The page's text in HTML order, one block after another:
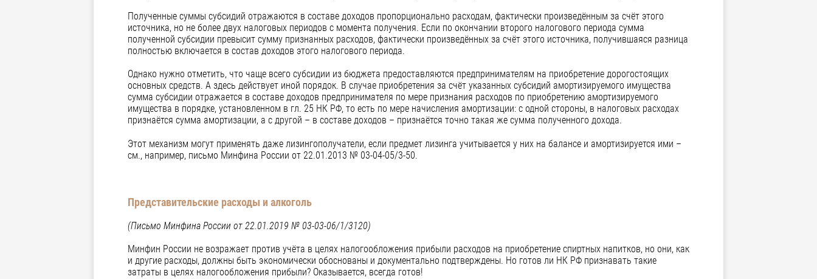
Полученные суммы субсидий отражаются в составе доходов пропорционально расходам, фактически произведённым за счёт этого
источника, но не более двух налоговых периодов с момента получения. Если по окончании второго налогового периода сумма
полученной субсидии превысит сумму признанных расходов, фактически произведённых за счёт этого источника, получившаяся разница
полностью включается в состав доходов этого налогового периода.
Однако нужно отметить, что чаще всего субсидии из бюджета предоставляются предпринимателям на приобретение дорогостоящих
основных средств. А здесь действует иной порядок. В случае приобретения за счёт указанных субсидий амортизируемого имущества
сумма субсидии отражается в составе доходов предпринимателя по мере признания расходов по приобретению амортизируемого
имущества в порядке, установленном в гл. 25 НК РФ, то есть по мере начисления амортизации: с одной стороны, в налоговых расходах
признаётся сумма амортизации, а с другой – в составе доходов – признаётся точно такая же сумма полученного дохода.
Этот механизм могут применять даже лизингополучатели, если предмет лизинга учитывается у них на балансе и амортизируется ими –
см., например, письмо Минфина России от 22.01.2013 № 03-04-05/3-50.
Представительские расходы и алкоголь
(Письмо Минфина России от 22.01.2019 № 03-03-06/1/3120)
Минфин России не возражает против учёта в целях налогообложения прибыли расходов на приобретение спиртных напитков, но они, как
и другие расходы, должны быть экономически обоснованы и документально подтверждены. Но готов ли НК РФ признавать такие
затраты в целях налогообложения прибыли? Оказывается, всегда готов!